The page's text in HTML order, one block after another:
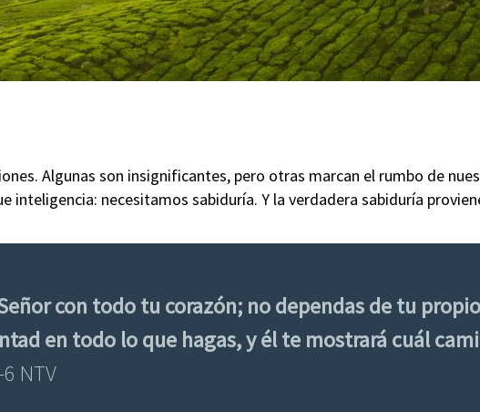
Algunas son insignificantes, pero otras marcan el rumbo de
inteligencia: necesitamos sabiduría. Y la verdadera sabiduría
con todo tu corazón; no dependas de tu
en todo lo que hagas, y él te mostrará cuál
NTV